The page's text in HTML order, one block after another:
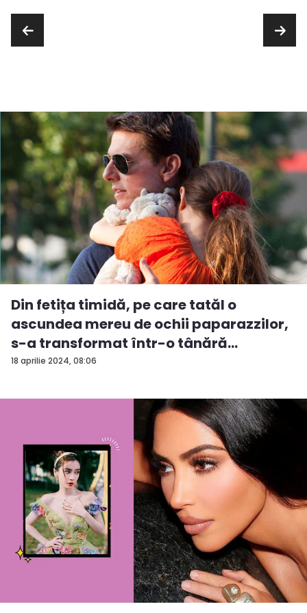
18 aprilie 2024, 08:06
Din fetița timidă, pe care tatăl o
ascundea mereu de ochii paparazzilor,
s-a transformat într-o tânără
încântăto...